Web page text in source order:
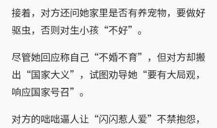
接着，对方还问她家里是否有养宠物，要做好
驱虫，否则对生小孩“不好”。
尽管她回应称自己“不婚不育”，但对方却搬
出“国家大义”，试图劝导她“要有大局观，
响应国家号召”。
对方的咄咄逼人让“闪闪惹人爱”不禁抱怨，